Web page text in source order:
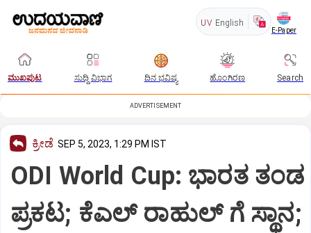
UV English
E-Paper
ಮುಖಪುಟ ಸುದ್ದಿ ವಿಭಾಗ ದಿನ ಭವಿಷ್ಯ ಹೊಂಗಿರಣ Search
ADVERTISEMENT
ಕ್ರೀಡೆ SEP 5, 2023, 1:29 PM IST
ODI World Cup: ಭಾರತ ತಂಡ
ಪ್ರಕಟ; ಕೆಎಲ್ ರಾಹುಲ್ ಗೆ ಸ್ಥಾನ;